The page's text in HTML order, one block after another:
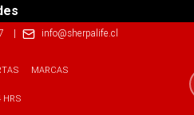
| info@sherpalife.cl
MARCAS
HRS